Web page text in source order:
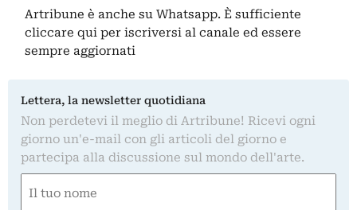
Artribune è anche su Whatsapp. È sufficiente
cliccare qui per iscriversi al canale ed essere
sempre aggiornati
Lettera, la newsletter quotidiana
Non perdetevi il meglio di Artribune! Ricevi ogni
giorno un'e-mail con gli articoli del giorno e
partecipa alla discussione sul mondo dell'arte.
(Required)